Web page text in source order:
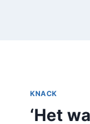
KNACK
‘Het